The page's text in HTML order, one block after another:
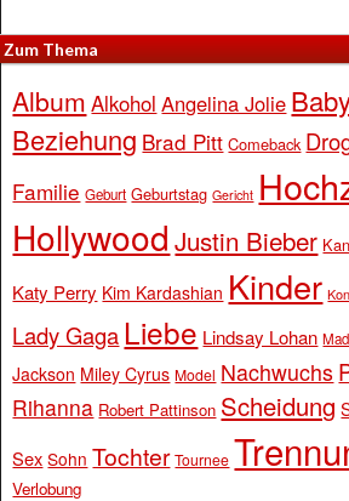
Zum Thema
Album Alkohol Angelina Jolie
Beziehung Brad Pitt Comeback
Familie Geburt Geburtstag Gericht
Hollywood Justin Bieber
Katy Perry Kim Kardashian Kinder
Lady Gaga Liebe Lindsay Lohan
Jackson Miley Cyrus Model Nachwuchs
Rihanna Robert Pattinson Scheidung
Sex Sohn Tochter Tournee
Verlobung